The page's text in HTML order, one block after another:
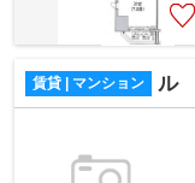
賃貸 | マンション ル